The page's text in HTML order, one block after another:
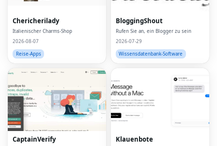
Chericherilady
Italienischer Charms-Shop
2026-08-07
Reise-Apps
BloggingShout
Rufen Sie an, ein Blogger zu sein
2026-07-29
Wissensdatenbank-Software
CaptainVerify Klauenbote